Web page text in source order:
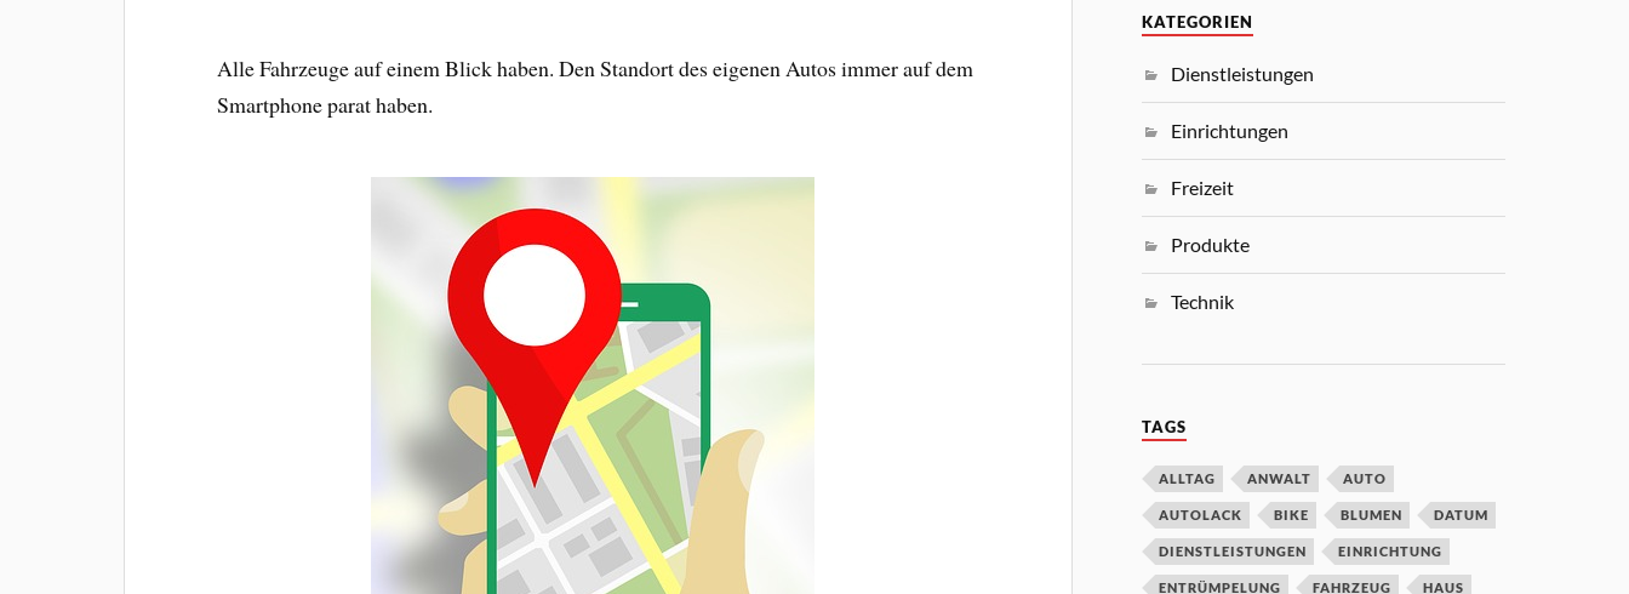
Alle Fahrzeuge auf einem Blick haben. Den Standort des eigenen Autos immer auf dem
Smartphone parat haben.
KATEGORIEN
Dienstleistungen
Einrichtungen
Freizeit
Produkte
Technik
TAGS
ALLTAG ANWALT AUTO
AUTOLACK BIKE BLUMEN DATUM
DIENSTLEISTUNGEN EINRICHTUNG
ENTRÜMPELUNG FAHRZEUG HAUS